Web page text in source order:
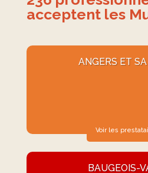
acceptent les
ANGERS ET
Voir les
BAUGEOIS-